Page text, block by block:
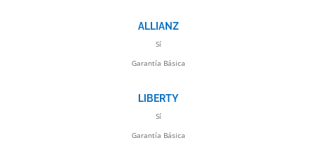
ALLIANZ
Sí
Garantía Básica
LIBERTY
Sí
Garantía Básica